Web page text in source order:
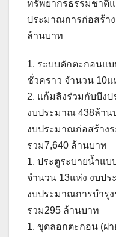
ทรัพยากรธรรมชาติ
ประมาณการก่อสร้า
ล้านบาท
1. ระบบดักตะกอนแ
ชั่วคราว จำนวน 10
2. แก้มลิงร่วมกับบึง
งบประมาณ 438ล้าน
งบประมาณก่อสร้าง
รวม7,640 ล้านบาท
1. ประตูระบายน้ำแ
จำนวน 13แห่ง งบป
งบประมาณการบำรุ
รวม295 ล้านบาท
1. ขุดลอกตะกอน (ฝ